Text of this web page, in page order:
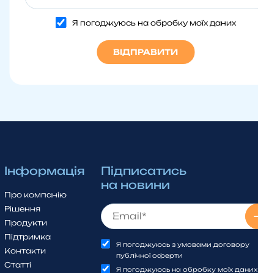
Я погоджуюсь на обробку моїх даних
Інформація
Про компанію
Рішення
Продукти
Підтримка
Контакти
Статті
Підписатись
на новини
Я погоджуюсь з умовами договору
публічної оферти
Я погоджуюсь на обробку моїх даних